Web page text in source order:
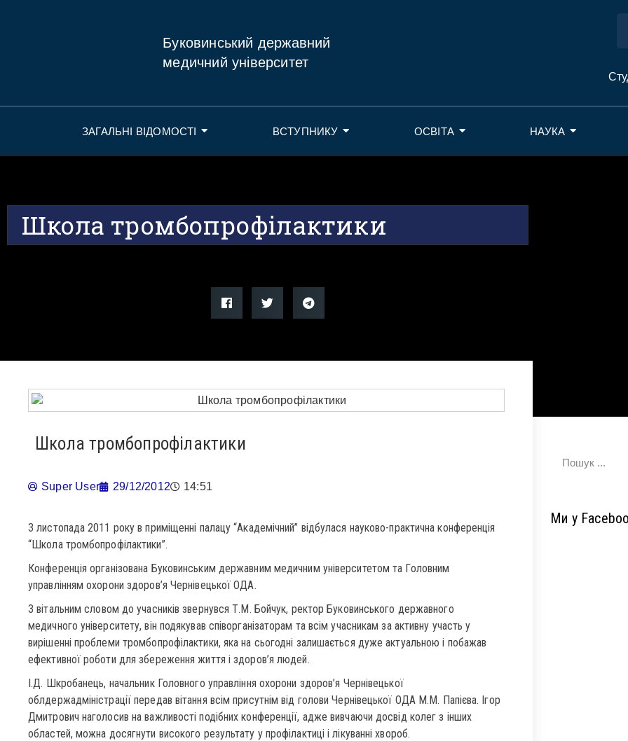
Буковинський державний
медичний університет
ЗАГАЛЬНІ ВІДОМОСТІ ВСТУПНИКУ ОСВІТА НАУКА
Школа тромбопрофілактики
Школа тромбопрофілактики
Super User 29/12/2012 14:51
3 листопада 2011 року в приміщенні палацу “Академічний” відбулася науково-практична конференція
“Школа тромбопрофілактики”.
Конференція організована Буковинським державним медичним університетом та Головним
управлінням охорони здоров’я Чернівецької ОДА.
З вітальним словом до учасників звернувся Т.М. Бойчук, ректор Буковинського державного
медичного університету, він подякував співорганізаторам та всім учасникам за активну участь у
вирішенні проблеми тромбопрофілактики, яка на сьогодні залишається дуже актуальною і побажав
ефективної роботи для збереження життя і здоров’я людей.
І.Д. Шкробанець, начальник Головного управління охорони здоров’я Чернівецької
облдержадміністрації передав вітання всім присутнім від голови Чернівецької ОДА М.М. Папієва. Ігор
Дмитрович наголосив на важливості подібних конференції, адже вивчаючи досвід колег з інших
областей, можна досягнути високого результату у профілактиці і лікуванні хвороб.
Ми у